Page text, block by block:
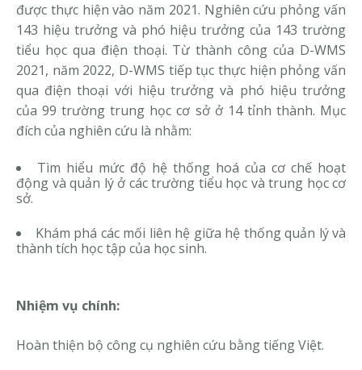
được thực hiện vào năm 2021. Nghiên cứu phỏng vấn
143 hiệu trưởng và phó hiệu trưởng của 143 trường
tiểu học qua điện thoại. Từ thành công của D-WMS
2021, năm 2022, D-WMS tiếp tục thực hiện phỏng vấn
qua điện thoại với hiệu trưởng và phó hiệu trưởng
của 99 trường trung học cơ sở ở 14 tỉnh thành. Mục
đích của nghiên cứu là nhằm:
Tìm hiểu mức độ hệ thống hoá của cơ chế hoạt
động và quản lý ở các trường tiểu học và trung học cơ
sở.
Khám phá các mối liên hệ giữa hệ thống quản lý và
thành tích học tập của học sinh.
Nhiệm vụ chính:
Hoàn thiện bộ công cụ nghiên cứu bằng tiếng Việt.